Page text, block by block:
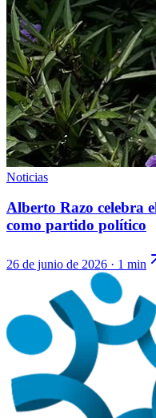
Noticias
Alberto Razo celebra
como partido político
26 de junio de 2026 · 1 min